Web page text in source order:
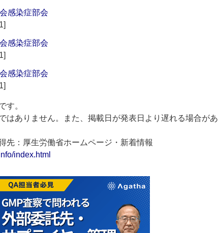
感染症部会
感染症部会
感染症部会
す。
はありません。また、掲載日が発表日より遅れる場合があ
先：厚生労働省ホームページ・新着情報
index.html